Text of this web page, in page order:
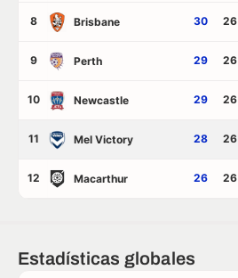
8 Brisbane 30 26
9 Perth 29 26
10 Newcastle 29 26
11 Mel Victory 28 26
12 Macarthur 26 26
Estadísticas globales